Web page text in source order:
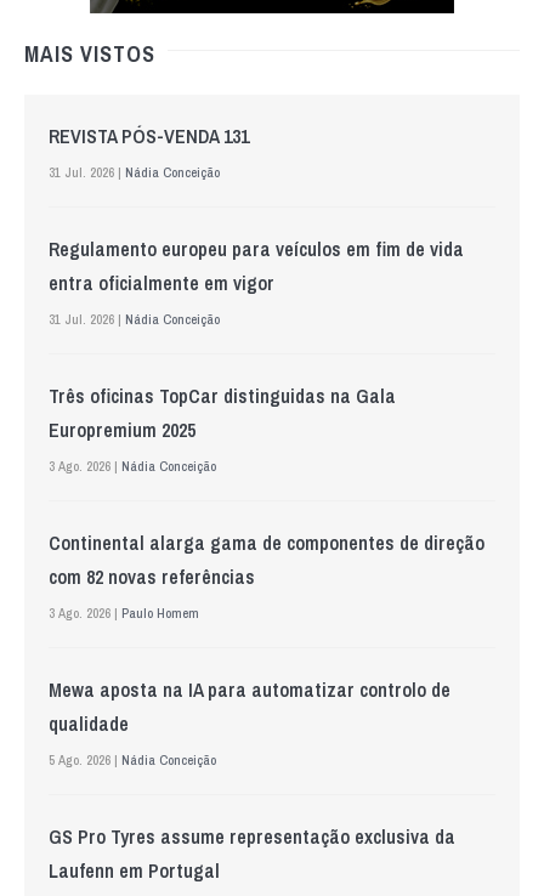
MAIS VISTOS
REVISTA PÓS-VENDA 131
31 Jul. 2026 | Nádia Conceição
Regulamento europeu para veículos em fim de vida
entra oficialmente em vigor
31 Jul. 2026 | Nádia Conceição
Três oficinas TopCar distinguidas na Gala
Europremium 2025
3 Ago. 2026 | Nádia Conceição
Continental alarga gama de componentes de direção
com 82 novas referências
3 Ago. 2026 | Paulo Homem
Mewa aposta na IA para automatizar controlo de
qualidade
5 Ago. 2026 | Nádia Conceição
GS Pro Tyres assume representação exclusiva da
Laufenn em Portugal